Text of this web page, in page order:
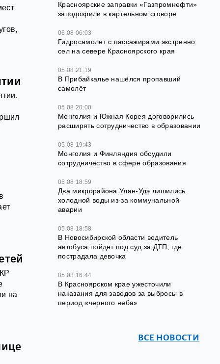
на
Красноярские заправки «Газпромнефти»
заподозрили в картельном сговоре
06.08 06:03
Гидросамолет с пассажирами экстренно
сел на севере Красноярского края
05.08 21:19
В Прибайкалье нашёлся пропавший
самолёт
05.08 20:00
Монголия и Южная Корея договорились
расширять сотрудничество в образовании
05.08 19:43
Монголия и Финляндия обсудили
сотрудничество в сфере образования
05.08 18:59
Два микрорайона Улан-Удэ лишились
холодной воды из-за коммунальной
аварии
05.08 18:58
В Новосибирской области водитель
автобуса пойдет под суд за ДТП, где
пострадала девочка
05.08 16:44
В Красноярском крае ужесточили
наказания для заводов за выбросы в
период «черного неба»
ВСЕ НОВОСТИ